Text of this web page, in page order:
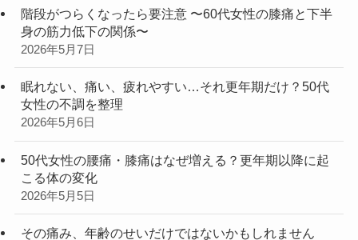
階段がつらくなったら要注意 〜60代女性の膝痛と下半
身の筋力低下の関係〜
2026年5月7日
眠れない、痛い、疲れやすい…それ更年期だけ？50代
女性の不調を整理
2026年5月6日
50代女性の腰痛・膝痛はなぜ増える？更年期以降に起
こる体の変化
2026年5月5日
その痛み、年齢のせいだけではないかもしれません